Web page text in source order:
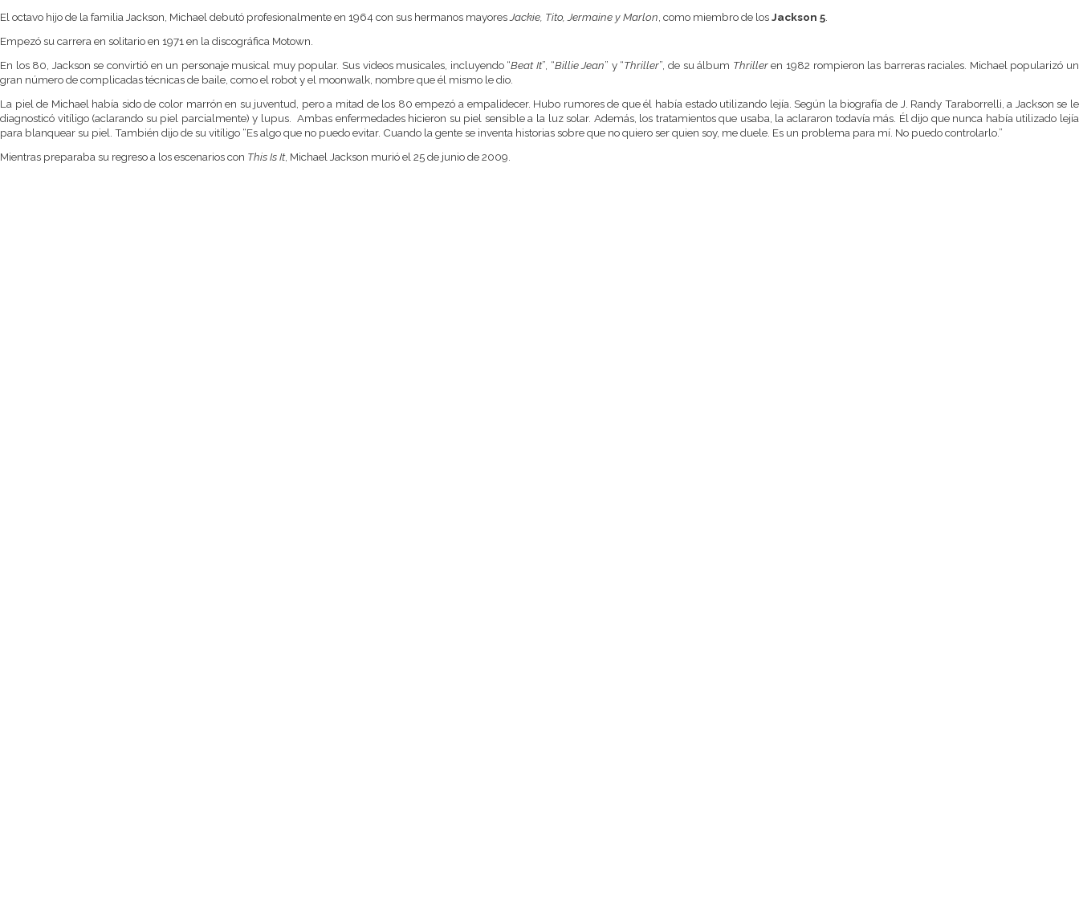
El octavo hijo de la familia Jackson, Michael debutó profesionalmente en 1964 con sus hermanos mayores Jackie, Tito, Jermaine y Marlon , como miembro de losJackson 5
Empezó su carrera en solitario en 1971 en la discográfica Motown.
En los 80, Jackson se convirtió en un personaje musical muy popular. Sus videos musicales, incluyendo “Beat It”, “Billie Jean” y “Thriller”, de su álbum Thrilleren 1982 rompieron las barreras raciales. Michael popularizó un
gran número de complicadas técnicas de baile, como el robot y el moonwalk, nombre que él mismo le dio.
La piel de Michael había sido de color marrón en su juventud, pero a mitad de los 80 empezó a empalidecer. Hubo rumores de que él había estado utilizando lejía. Según la biografía de J. Randy Taraborrelli, a Jackson se le
diagnosticó vitíligo (aclarando su piel parcialmente) y lupus. Ambas enfermedades hicieron su piel sensible a la luz solar. Además, los tratamientos que usaba, la aclararon todavía más. Él dijo que nunca había utilizado lejía
para blanquear su piel. También dijo de su vitíligo “Es algo que no puedo evitar. Cuando la gente se inventa historias sobre que no quiero ser quien soy, me duele. Es un problema para mí. No puedo controlarlo.”
Mientras preparaba su regreso a los escenarios con This Is It, Michael Jackson murió el 25 de junio de 2009.